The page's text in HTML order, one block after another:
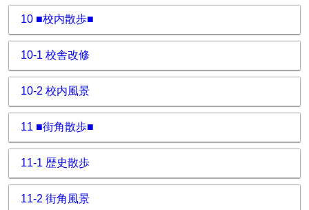
10 ■校内散歩■
10-1 校舎改修
10-2 校内風景
11 ■街角散歩■
11-1 歴史散歩
11-2 街角風景